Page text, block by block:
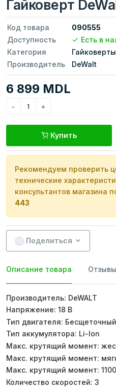
Гайковерт
Код товара
090555
Доступность
Есть в
Категория
Гайковерты
Производитель
DeWalt
6 899 MDL
Купить
Рекомендуем проверить
технические
консультантов магазина
443
Поделиться
Описание товара
Производитель: DeWALT
Напряжение: 18 В
Тип двигателя: Бесщеточный
Тип аккумулятора: Li-Ion
Макс. крутящий момент:
Макс. крутящий момент:
Макс. крутящий момент: 1100
Количество скоростей: 3